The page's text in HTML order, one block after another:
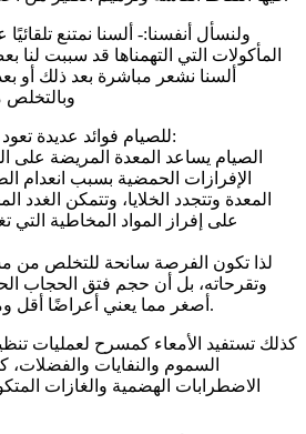
ولنسأل أنفسنا:- ألسنا نمتنع
المأكولات التي التهمناها قد سببت
للصيام فوائد عديدة تعود على الجهاز الهضمي، منها:
الإفرازات الحمضية بسبب انعدام
المعدة وتتجدد الخلايا، وتتمكن الغدد
على إفراز المواد المخاطية التي
لذا تكون الفرصة سانحة للتخلص من
وتقرحاته، بل أن حجم فتق الحجاب
أصغر مما يعني أعراضًا أقل ومشاكل أقل في المستقبل.
السموم والنفايات
الاضطرابات الهضمية والغازات